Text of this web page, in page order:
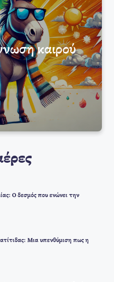
καιρού
Ο δεσμός που ενώνει την
Μια υπενθύμιση πως η